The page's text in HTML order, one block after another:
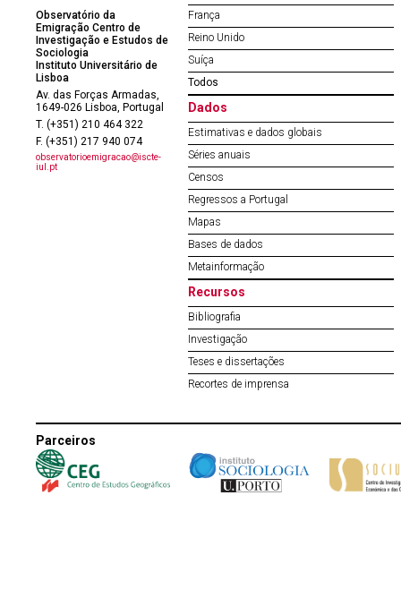
Observatório da
Emigração Centro de
Investigação e Estudos de
Sociologia
Instituto Universitário de
Lisboa
Av. das Forças Armadas,
1649-026 Lisboa, Portugal
T. (+351) 210 464 322
F. (+351) 217 940 074
observatorioemigracao@iscte-
iul.pt
França
Reino Unido
Suíça
Todos
Dados
Estimativas e dados globais
Séries anuais
Censos
Regressos a Portugal
Mapas
Bases de dados
Metainformação
Recursos
Bibliografia
Investigação
Teses e dissertações
Recortes de imprensa
Parceiros